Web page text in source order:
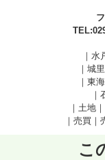
｜
｜城
｜東
｜土地
｜売買｜
こ